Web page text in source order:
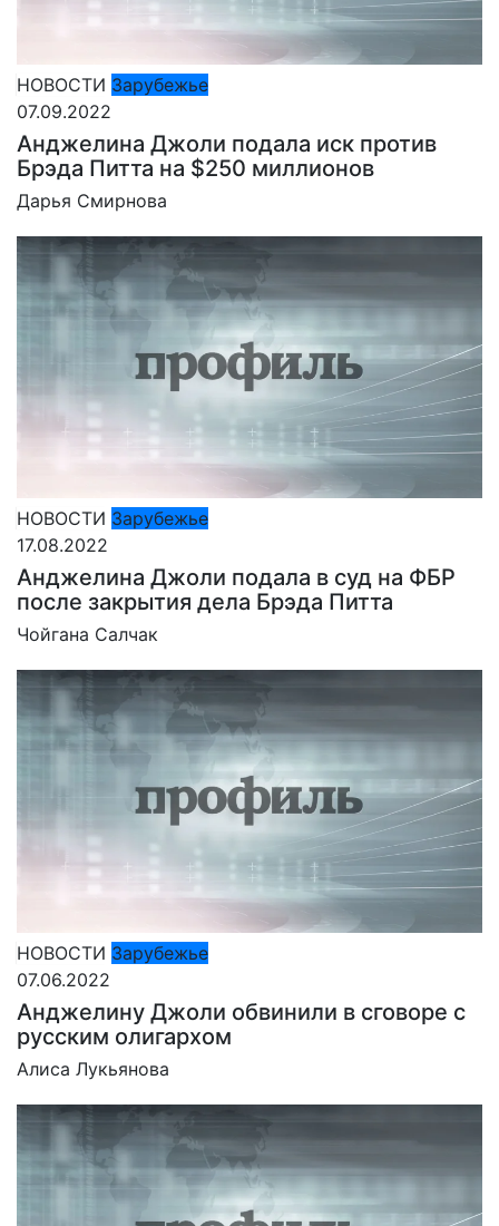
НОВОСТИ Зарубежье
07.09.2022
Анджелина Джоли подала иск против
Брэда Питта на $250 миллионов
Дарья Смирнова
НОВОСТИ Зарубежье
17.08.2022
Анджелина Джоли подала в суд на ФБР
после закрытия дела Брэда Питта
Чойгана Салчак
НОВОСТИ Зарубежье
07.06.2022
Анджелину Джоли обвинили в сговоре с
русским олигархом
Алиса Лукьянова